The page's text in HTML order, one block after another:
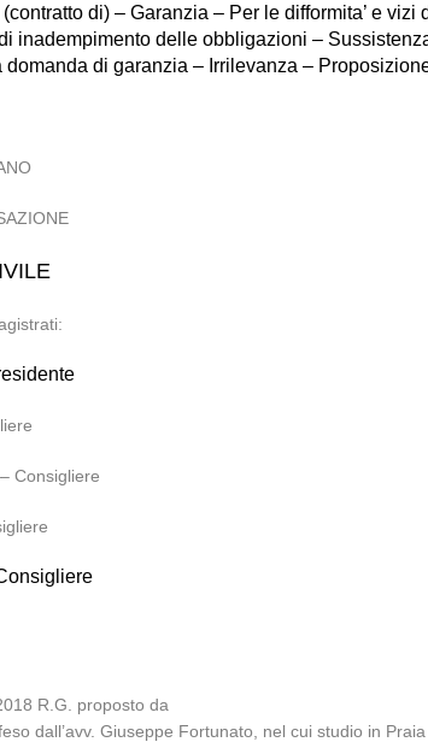
di) – Garanzia – Per le difformita’ e
inadempimento delle obbligazioni –
domanda di garanzia – Irrilevanza –
Consigliere
R.G. proposto da
dall’avv. Giuseppe Fortunato, nel cui studio in